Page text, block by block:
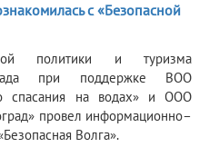
с «Безопасной
политики и туризма
при поддержке ВОО
спасания на водах» и ООО
провел информационно–
Волга».